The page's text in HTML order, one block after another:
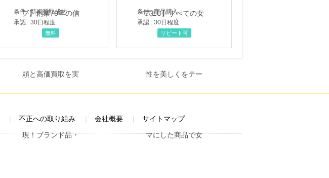
条件 : 新規買取成約
承認 : 30日程度
無料
条件 : 商品購入
承認 : 30日程度
リピート可
不正への取り組み 会社概要 サイトマップ